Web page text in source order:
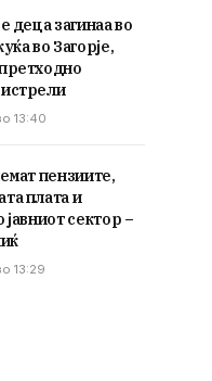
деца загинаа во
во Загорје,
13:40
пензиите,
плата и
јавниот сектор –
13:29